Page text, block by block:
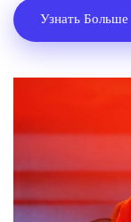
рублей на
Узнать Больше